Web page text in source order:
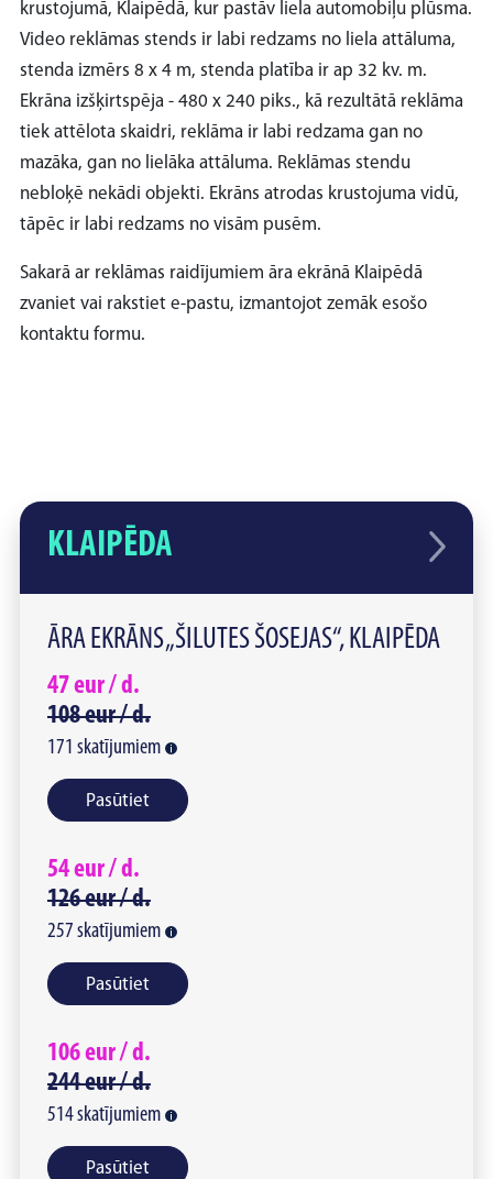
KLAIPĒDA
ĀRA EKRĀNS „ŠILUTES ŠOSEJAS“, KLAIPĒDA
47eur /d.
108eur /d.
171 skatījumiem
Pasūtiet
54eur /d.
126eur /d.
257 skatījumiem
Pasūtiet
106eur /d.
244eur /d.
514skatījumiem
Pasūtiet
krustojumā, Klaipēdā, kur pastāv liela automobiļu plūsma.
Video reklāmas stends ir labi redzams no liela attāluma,
stenda izmērs 8 x 4 m, stenda platība ir ap 32 kv. m.
Ekrāna izšķirtspēja - 480 x 240 piks., kā rezultātā reklāma
tiek attēlota skaidri, reklāma ir labi redzama gan no
mazāka, gan no lielāka attāluma. Reklāmas stendu
nebloķē nekādi objekti. Ekrāns atrodas krustojuma vidū,
tāpēc ir labi redzams no visām pusēm.
Sakarā ar reklāmas raidījumiem āra ekrānā Klaipēdā
zvaniet vai rakstiet e-pastu, izmantojot zemāk esošo
kontaktu formu.